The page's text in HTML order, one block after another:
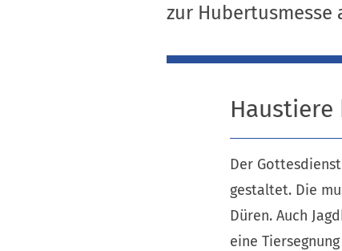
zur Hubertusmesse
Der
gestaltet. Die
Düren. Auch
eine